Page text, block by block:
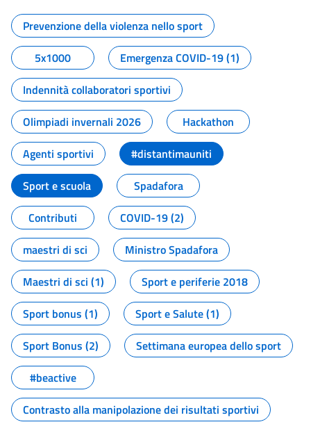
Tutti i contenuti della pagina
Prevenzione della violenza nello sport
5x1000
Emergenza COVID-19 (1)
Indennità collaboratori sportivi
Olimpiadi invernali 2026
Hackathon
Agenti sportivi
#distantimauniti
Sport e scuola
Spadafora
Contributi
COVID-19 (2)
maestri di sci
Ministro Spadafora
Maestri di sci (1)
Sport e periferie 2018
Sport bonus (1)
Sport e Salute (1)
Sport Bonus (2)
Settimana europea dello sport
#beactive
Contrasto alla manipolazione dei risultati sportivi